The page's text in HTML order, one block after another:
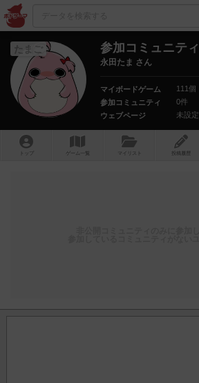
たまご 参加コミュニティ
永田たま さん
マイボードゲーム
111個
参加コミュニティ
0件
ウェブページ
未設定
トップ ゲーム一覧 マイリスト 投稿履歴